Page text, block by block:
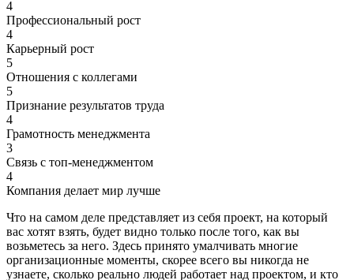
4
Профессиональный рост
4
Карьерный рост
5
Отношения с коллегами
5
Признание результатов труда
4
Грамотность менеджмента
3
Связь с топ-менеджментом
4
Компания делает мир лучше
Что на самом деле представляет из себя проект, на который
вас хотят взять, будет видно только после того, как вы
возьметесь за него. Здесь принято умалчивать многие
организационные моменты, скорее всего вы никогда не
узнаете, сколько реально людей работает над проектом, и кто